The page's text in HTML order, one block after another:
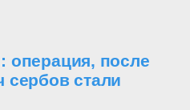
операция, после
сербов стали